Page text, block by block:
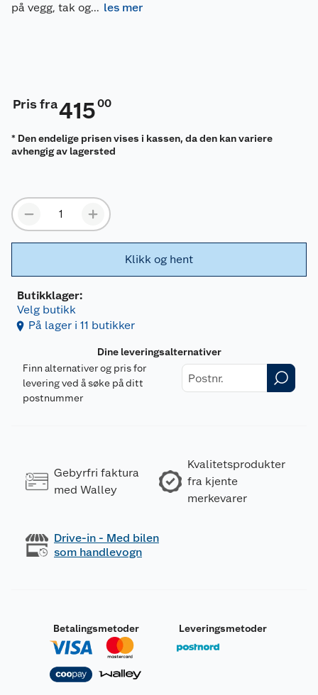
på vegg, tak og... les mer
Pris fra41500
* Den endelige prisen vises i kassen, da den kan variere
avhengig av lagersted
Klikk og hent
Butikklager:
Velg butikk
På lager i 11 butikker
Dine leveringsalternativer
Finn alternativer og pris for
levering ved å søke på ditt
postnummer
Gebyrfri faktura
med Walley
Kvalitetsprodukter
fra kjente
merkevarer
Drive-in - Med bilen
som handlevogn
Betalingsmetoder Leveringsmetoder